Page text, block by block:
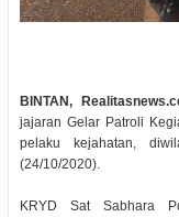
BINTAN,
jajaran Gelar Patroli
pelaku kejahatan,
(24/10/2020).
KRYD Sat Sabhara